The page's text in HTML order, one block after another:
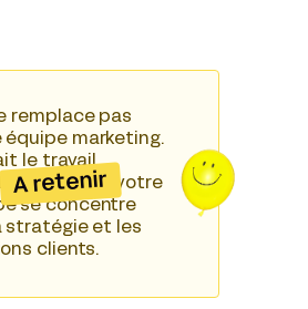
remplace pas
équipe marketing.
le travail
pour que votre
se concentre
stratégie et les
clients.
A retenir